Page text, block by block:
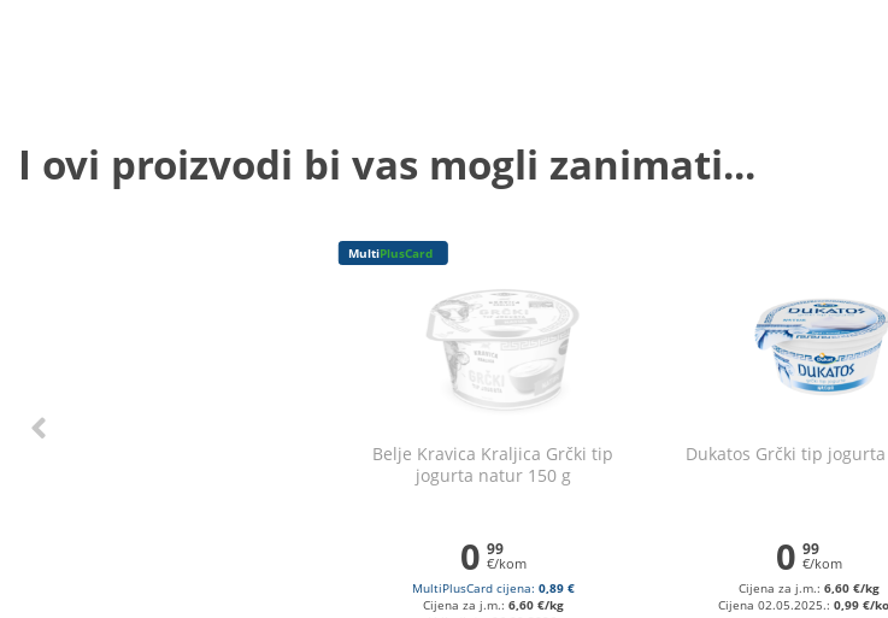
I ovi proizvodi bi vas mogli zanimati...
MultiPlusCard
Belje Kravica Kraljica Grčki tip
jogurta natur 150 g
0 99
€/kom
MultiPlusCard cijena: 0,89 €
Cijena za j.m.: 6,60 €/kg
Dukatos Grčki tip
0 99
€/kom
Cijena za j.m.:6,60 €/kg
Cijena 02.05.2025.: 0,99 €/